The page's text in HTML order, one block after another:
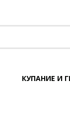
КУПАНИЕ И